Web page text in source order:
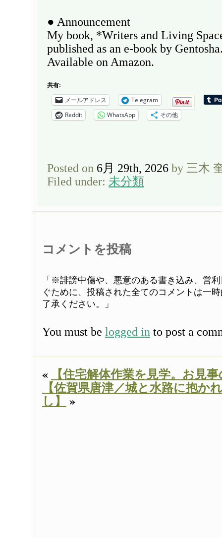
● Announcement
My book, *Writers and Living
published as an e-book by
Available on Amazon.
共有:
メールアドレス
Telegram
Reddit
WhatsApp その他
Posted on 6月 29th, 2026 by 三木
Filed under: 未分類
コメントを投稿
「※誹謗中傷や、悪意のある書き込み、営
ぐために、投稿された全てのコメントは一
了承ください。」
You must be logged in to post a
« 【住宅解体作業を見学。お見
【佐賀県唐津／城と水路に抱か
し】 »